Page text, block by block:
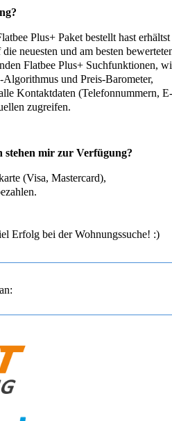
Plus+ Paket bestellt hast erhältst
neuesten und am besten
Flatbee Plus+ Suchfunktionen,
und Preis-Barometer,
Kontaktdaten (Telefonnummern, E-
zugreifen.
stehen mir zur Verfügung?
(Visa, Mastercard),
Erfolg bei der Wohnungssuche! :)